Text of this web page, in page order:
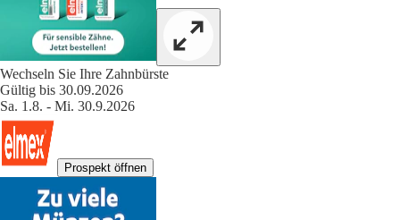
Wechseln Sie Ihre Zahnbürste
Gültig bis 30.09.2026
Sa. 1.8. - Mi. 30.9.2026
Prospekt öffnen